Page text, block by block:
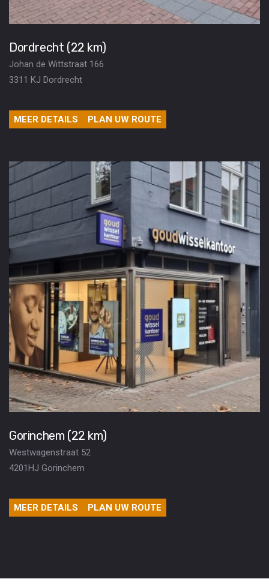
Dordrecht (22 km)
Johan de Wittstraat 166
3311 KJ Dordrecht
MEER DETAILS PLAN UW ROUTE
Gorinchem (22 km)
Westwagenstraat 52
4201HJ Gorinchem
MEER DETAILS PLAN UW ROUTE